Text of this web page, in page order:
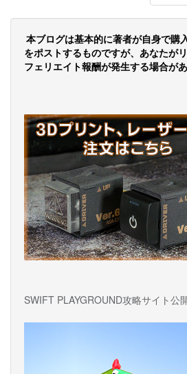
ビ
ゲ
ー
ョ
ン
本ブログは基本的に著者が自身で購
をポストするものですが、あなたが
フェリエイト報酬が発生する場合があ
SWIFT PLAYGROUND攻略サイト公